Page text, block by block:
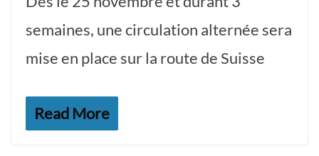
semaines, une circulation alternée sera
mise en place sur la route de Suisse
Read More